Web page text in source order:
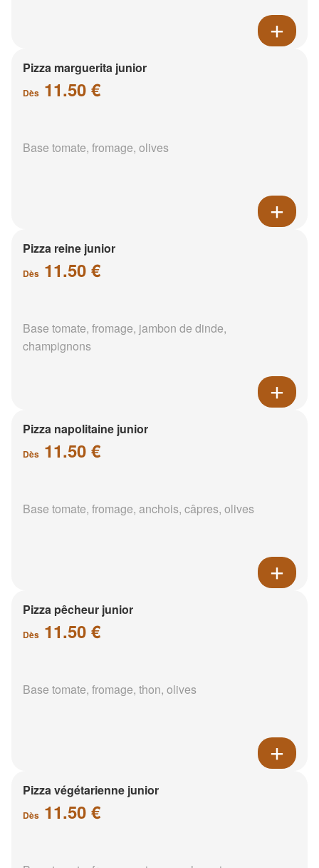
Pizza marguerita junior
Dès 11.50 €
Base tomate, fromage, olives
Pizza reine junior
Dès 11.50 €
Base tomate, fromage, jambon de dinde,
champignons
Pizza napolitaine junior
Dès 11.50 €
Base tomate, fromage, anchois, câpres, olives
Pizza pêcheur junior
Dès 11.50 €
Base tomate, fromage, thon, olives
Pizza végétarienne junior
Dès 11.50 €